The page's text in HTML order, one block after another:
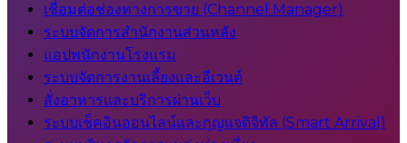
เชื่อมต่อช่องทางการขาย (Channel Manager)
ระบบจัดการสำนักงานส่วนหลัง
แอปพนักงานโรงแรม
ระบบจัดการงานเลี้ยงและอีเวนต์
สั่งอาหารและบริการผ่านเว็บ
ระบบเช็คอินออนไลน์และกุญแจดิจิทัล (Smart Arrival)